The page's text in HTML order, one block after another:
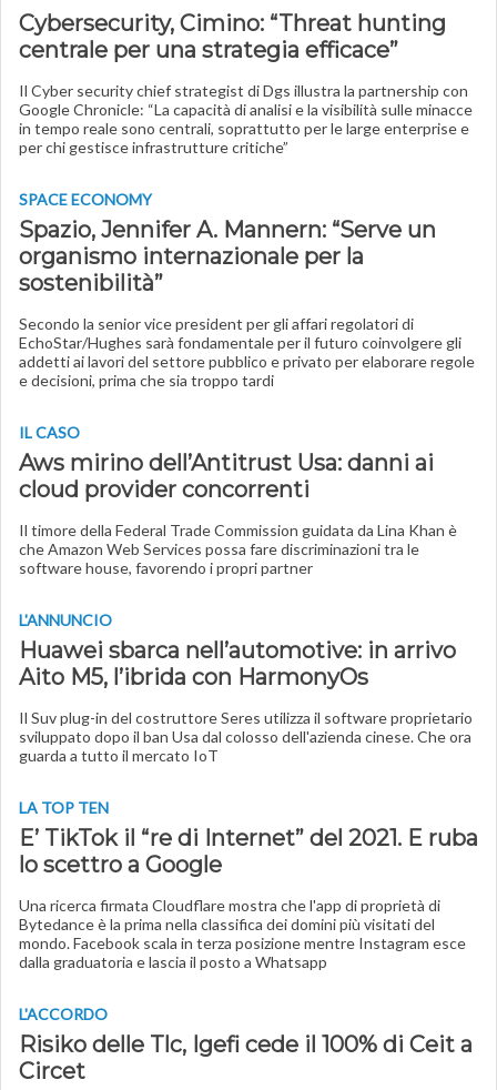
Cybersecurity, Cimino: “Threat hunting
centrale per una strategia efficace”
Il Cyber security chief strategist di Dgs illustra la partnership con
Google Chronicle: “La capacità di analisi e la visibilità sulle minacce
in tempo reale sono centrali, soprattutto per le large enterprise e
per chi gestisce infrastrutture critiche”
SPACE ECONOMY
Spazio, Jennifer A. Mannern: “Serve un
organismo internazionale per la
sostenibilità”
Secondo la senior vice president per gli affari regolatori di
EchoStar/Hughes sarà fondamentale per il futuro coinvolgere gli
addetti ai lavori del settore pubblico e privato per elaborare regole
e decisioni, prima che sia troppo tardi
IL CASO
Aws mirino dell’Antitrust Usa: danni ai
cloud provider concorrenti
Il timore della Federal Trade Commission guidata da Lina Khan è
che Amazon Web Services possa fare discriminazioni tra le
software house, favorendo i propri partner
L'ANNUNCIO
Huawei sbarca nell’automotive: in arrivo
Aito M5, l’ibrida con HarmonyOs
Il Suv plug-in del costruttore Seres utilizza il software proprietario
sviluppato dopo il ban Usa dal colosso dell'azienda cinese. Che ora
guarda a tutto il mercato IoT
LA TOP TEN
E’ TikTok il “re di Internet” del 2021. E ruba
lo scettro a Google
Una ricerca firmata Cloudflare mostra che l'app di proprietà di
Bytedance è la prima nella classifica dei domini più visitati del
mondo. Facebook scala in terza posizione mentre Instagram esce
dalla graduatoria e lascia il posto a Whatsapp
L'ACCORDO
Risiko delle Tlc, Igefi cede il 100% di Ceit a
Circet